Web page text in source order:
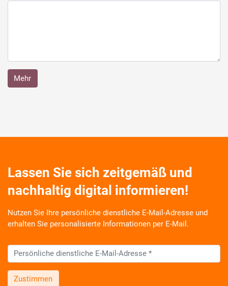
Mehr
Lassen Sie sich zeitgemäß und
nachhaltig digital informieren!
Nutzen Sie Ihre persönliche dienstliche E-Mail-Adresse und
erhalten Sie personalisierte Informationen per E-Mail.
Zustimmen